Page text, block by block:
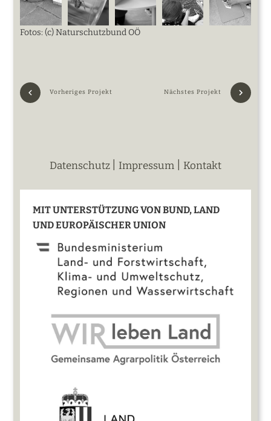
Fotos: (c) Naturschutzbund OÖ
Vorheriges Projekt Nächstes Projekt
Datenschutz Impressum Kontakt
MIT UNTERSTÜTZUNG VON BUND, LAND
UND EUROPÄISCHER UNION